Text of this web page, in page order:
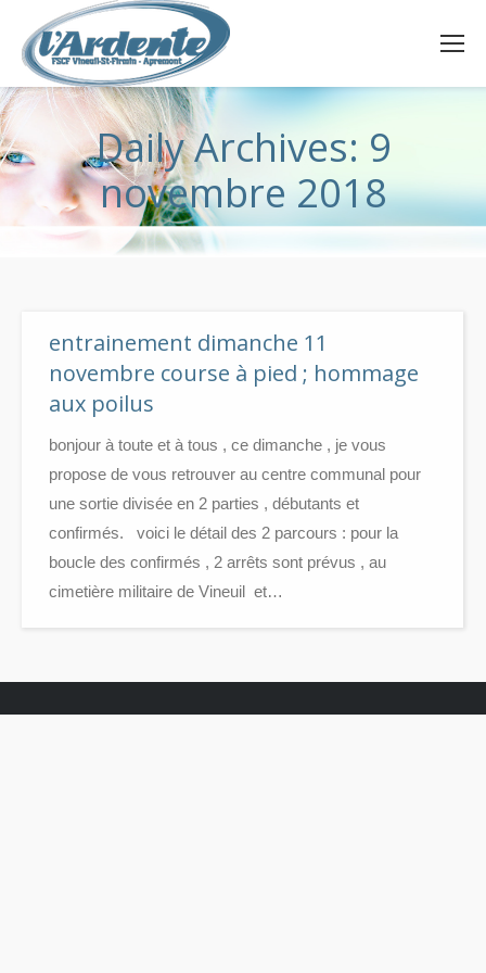
Daily Archives: 9
novembre 2018
entrainement dimanche 11
novembre course à pied ; hommage
aux poilus
bonjour à toute et à tous , ce dimanche , je vous
propose de vous retrouver au centre communal pour
une sortie divisée en 2 parties , débutants et
confirmés. voici le détail des 2 parcours : pour la
boucle des confirmés , 2 arrêts sont prévus , au
cimetière militaire de Vineuil et…